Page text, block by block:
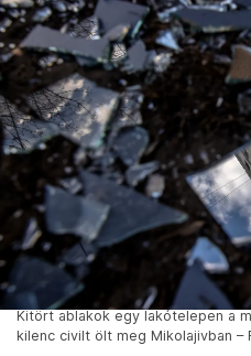
Kitört ablakok egy lakótelepen a
kilenc civilt ölt meg Mikolajivban –